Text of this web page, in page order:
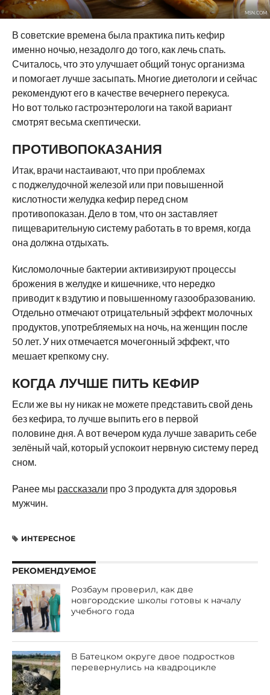
MSN.COM
В советские времена была практика пить кефир
именно ночью, незадолго до того, как лечь спать.
Считалось, что это улучшает общий тонус организма
и помогает лучше засыпать. Многие диетологи и сейчас
рекомендуют его в качестве вечернего перекуса.
Но вот только гастроэнтерологи на такой вариант
смотрят весьма скептически.
ПРОТИВОПОКАЗАНИЯ
Итак, врачи настаивают, что при проблемах
с поджелудочной железой или при повышенной
кислотности желудка кефир перед сном
противопоказан. Дело в том, что он заставляет
пищеварительную систему работать в то время, когда
она должна отдыхать.
Кисломолочные бактерии активизируют процессы
брожения в желудке и кишечнике, что нередко
приводит к вздутию и повышенному газообразованию.
Отдельно отмечают отрицательный эффект молочных
продуктов, употребляемых на ночь, на женщин после
50 лет. У них отмечается мочегонный эффект, что
мешает крепкому сну.
КОГДА ЛУЧШЕ ПИТЬ КЕФИР
Если же вы ну никак не можете представить свой день
без кефира, то лучше выпить его в первой
половине дня. А вот вечером куда лучше заварить себе
зелёный чай, который успокоит нервную систему перед
сном.
Ранее мы рассказали про 3 продукта для здоровья
мужчин.
ИНТЕРЕСНОЕ
РЕКОМЕНДУЕМОЕ
Розбаум проверил, как две
новгородские школы готовы к началу
учебного года
В Батецком округе двое подростков
перевернулись на квадроцикле